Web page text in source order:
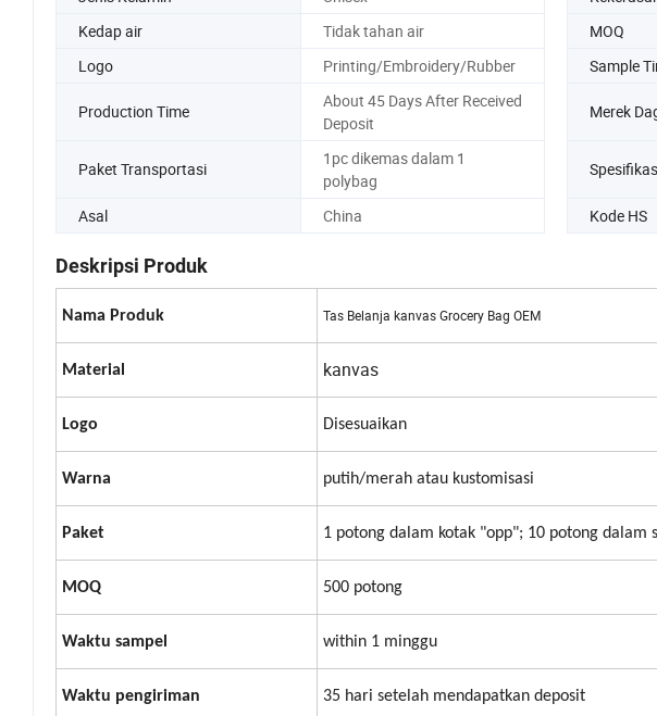
Kedap air
Tidak tahan air MOQ
Logo
Printing/Embroidery/Rubber Sample
Production Time
About 45 Days After Received
Deposit
Merek
Paket Transportasi
1pc dikemas dalam 1
polybag
Asal
China Kode HS
Deskripsi Produk
Nama Produk Tas Belanja kanvas Grocery Bag OEM
Material kanvas
Logo Disesuaikan
Warna putih/merah atau kustomisasi
Paket 1 potong dalam kotak "opp"; 10 potong dalam
MOQ 500 potong
Waktu sampel within 1 minggu
Waktu pengiriman 35 hari setelah mendapatkan deposit